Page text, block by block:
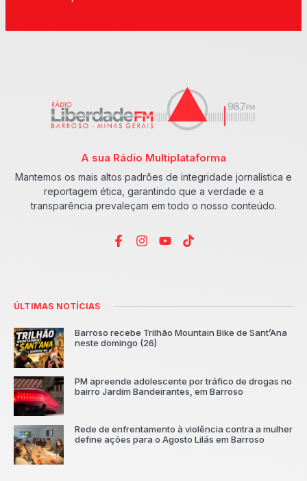
A sua Rádio Multiplataforma
Mantemos os mais altos padrões de integridade jornalística e
reportagem ética, garantindo que a verdade e a
transparência prevaleçam em todo o nosso conteúdo.
ÚLTIMAS NOTÍCIAS
Barroso recebe Trilhão Mountain Bike de Sant’Ana
neste domingo (26)
PM apreende adolescente por tráfico de drogas no
bairro Jardim Bandeirantes, em Barroso
Rede de enfrentamento à violência contra a mulher
define ações para o Agosto Lilás em Barroso